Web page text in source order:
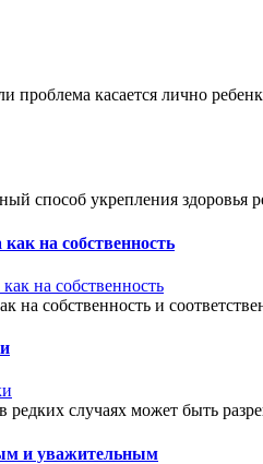
проблема касается лично
способ укрепления здоровья
на собственность
на собственность и
случаях может быть
и уважительным